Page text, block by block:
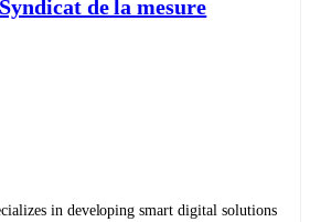
Syndicat de la mesure
in developing smart digital solutions